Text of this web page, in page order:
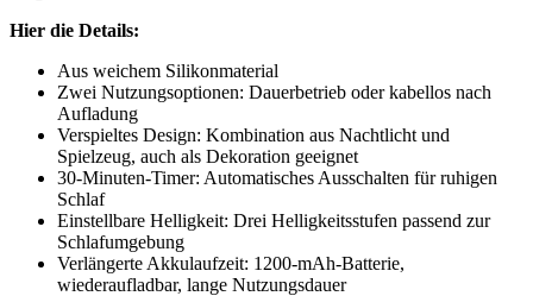
Hier die Details:
Aus weichem Silikonmaterial
Zwei Nutzungsoptionen: Dauerbetrieb oder kabellos nach
Aufladung
Verspieltes Design: Kombination aus Nachtlicht und
Spielzeug, auch als Dekoration geeignet
30-Minuten-Timer: Automatisches Ausschalten für ruhigen
Schlaf
Einstellbare Helligkeit: Drei Helligkeitsstufen passend zur
Schlafumgebung
Verlängerte Akkulaufzeit: 1200-mAh-Batterie,
wiederaufladbar, lange Nutzungsdauer